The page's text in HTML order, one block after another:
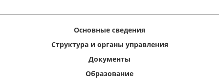
Основные сведения
Структура и органы управления
Документы
Образование